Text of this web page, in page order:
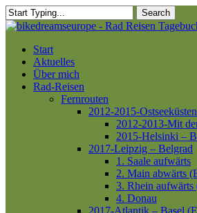
Skip
to
content
Search
Close
Menu
Start
Aktuelles
Über mich
Rad-Reisen
Fernrouten
2012-2015-
2012-2013-Mit
2015-Helsinki –
2017-Leipzig – Belgrad
1. Saale aufwärts
2. Main abwärts
3. Rhein
4. Donau
2017-Atlantik – Basel